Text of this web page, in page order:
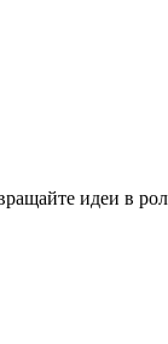
идеи в